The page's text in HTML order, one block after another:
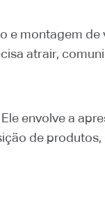
e montagem
atrair,
envolve a
de